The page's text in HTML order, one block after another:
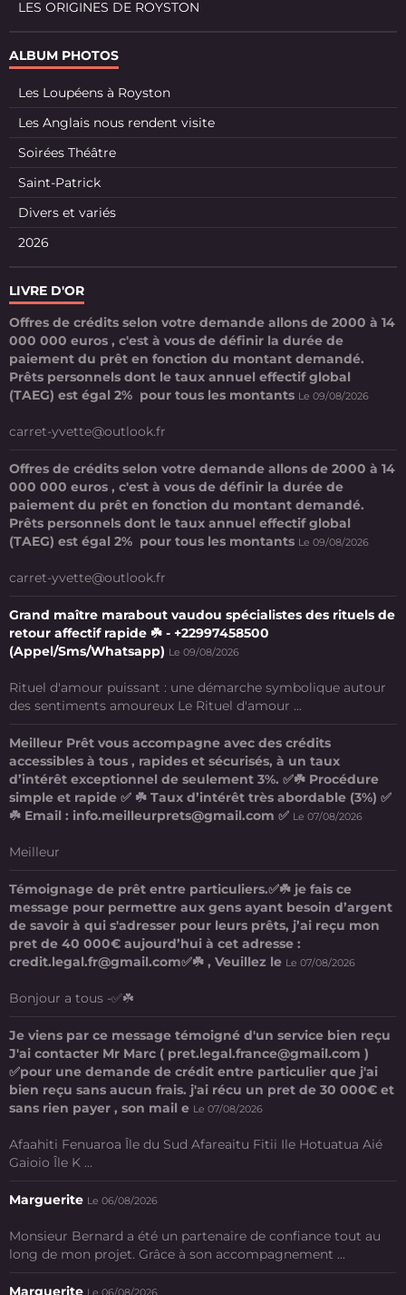
LES ORIGINES DE ROYSTON
ALBUM PHOTOS
Les Loupéens à Royston
Les Anglais nous rendent visite
Soirées Théâtre
Saint-Patrick
Divers et variés
2026
LIVRE D'OR
Offres de crédits selon votre demande allons de 2000 à 14
000 000 euros , c'est à vous de définir la durée de
paiement du prêt en fonction du montant demandé.
Prêts personnels dont le taux annuel effectif global
(TAEG) est égal 2% pour tous les montants Le 09/08/2026
carret-yvette@outlook.fr
Offres de crédits selon votre demande allons de 2000 à 14
000 000 euros , c'est à vous de définir la durée de
paiement du prêt en fonction du montant demandé.
Prêts personnels dont le taux annuel effectif global
(TAEG) est égal 2% pour tous les montants Le 09/08/2026
carret-yvette@outlook.fr
Grand maître marabout vaudou spécialistes des rituels de
retour affectif rapide ☘️ - +22997458500
(Appel/Sms/Whatsapp) Le 09/08/2026
Rituel d'amour puissant : une démarche symbolique autour
des sentiments amoureux Le Rituel d'amour ...
Meilleur Prêt vous accompagne avec des crédits
accessibles à tous , rapides et sécurisés, à un taux
d’intérêt exceptionnel de seulement 3%. ✅☘️ Procédure
simple et rapide ✅ ☘️ Taux d’intérêt très abordable (3%) ✅
☘️ Email : info.meilleurprets@gmail.com ✅ Le 07/08/2026
Meilleur
Témoignage de prêt entre particuliers.✅☘️ je fais ce
message pour permettre aux gens ayant besoin d’argent
de savoir à qui s'adresser pour leurs prêts, j’ai reçu mon
pret de 40 000€ aujourd’hui à cet adresse :
credit.legal.fr@gmail.com✅☘️ , Veuillez le Le 07/08/2026
Bonjour a tous -✅☘️
Je viens par ce message témoigné d'un service bien reçu
J'ai contacter Mr Marc ( pret.legal.france@gmail.com )
✅pour une demande de crédit entre particulier que j'ai
bien reçu sans aucun frais. j'ai récu un pret de 30 000€ et
sans rien payer , son mail e Le 07/08/2026
Afaahiti Fenuaroa Île du Sud Afareaitu Fitii Ile Hotuatua Aié
Gaioio Île K ...
Marguerite Le 06/08/2026
Monsieur Bernard a été un partenaire de confiance tout au
long de mon projet. Grâce à son accompagnement ...
Marguerite Le 06/08/2026